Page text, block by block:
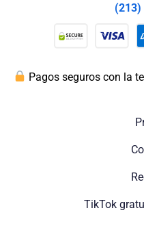
(213)
Pagos seguros con la
TikTok